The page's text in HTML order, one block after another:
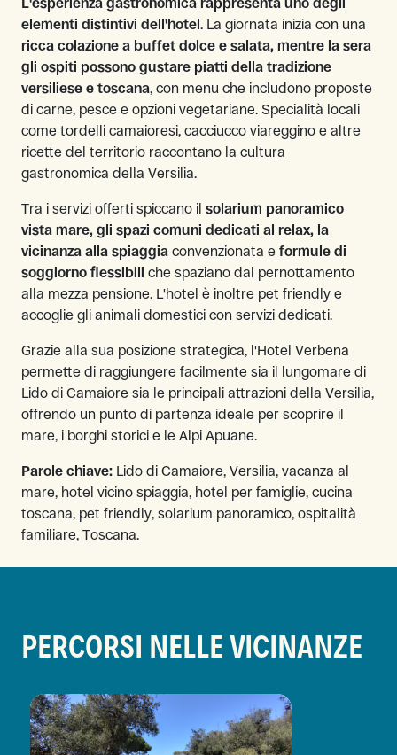
elementi distintivi dell'hotel. La giornata inizia con una
ricca colazione a buffet dolce e salata, mentre la sera
gli ospiti possono gustare piatti della tradizione
versiliese e toscana, con menu che includono proposte
di carne, pesce e opzioni vegetariane. Specialità locali
come tordelli camaioresi, cacciucco viareggino e altre
ricette del territorio raccontano la cultura
gastronomica della Versilia.
Tra i servizi offerti spiccano il solarium panoramico
vista mare, gli spazi comuni dedicati al relax, la
vicinanza alla spiaggia convenzionata e formule di
soggiorno flessibili che spaziano dal pernottamento
alla mezza pensione. L'hotel è inoltre pet friendly e
accoglie gli animali domestici con servizi dedicati.
Grazie alla sua posizione strategica, l'Hotel Verbena
permette di raggiungere facilmente sia il lungomare di
Lido di Camaiore sia le principali attrazioni della Versilia,
offrendo un punto di partenza ideale per scoprire il
mare, i borghi storici e le Alpi Apuane.
Parole chiave: Lido di Camaiore, Versilia, vacanza al
mare, hotel vicino spiaggia, hotel per famiglie, cucina
toscana, pet friendly, solarium panoramico, ospitalità
familiare, Toscana.
PERCORSI NELLE VICINANZE